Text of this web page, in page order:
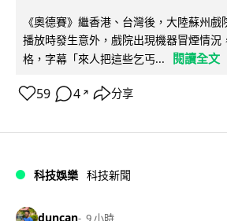
《奧德賽》繼香港、台灣後，大陸蘇州
播放時發生意外，戲院出現機器冒煙情況
格，字幕「來人把這些乞丐...
閱讀全文
59 4 ↗ 分享
科技娛樂 科技新聞
duncan 9 小時